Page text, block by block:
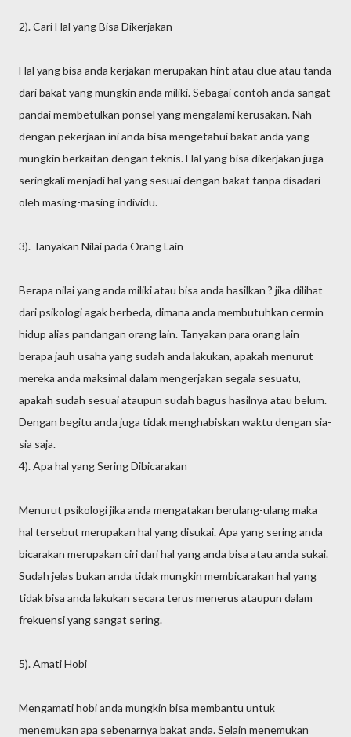
2). Cari Hal yang Bisa Dikerjakan
Hal yang bisa anda kerjakan merupakan hint atau clue atau tanda
dari bakat yang mungkin anda miliki. Sebagai contoh anda sangat
pandai membetulkan ponsel yang mengalami kerusakan. Nah
dengan pekerjaan ini anda bisa mengetahui bakat anda yang
mungkin berkaitan dengan teknis. Hal yang bisa dikerjakan juga
seringkali menjadi hal yang sesuai dengan bakat tanpa disadari
oleh masing-masing individu.
3). Tanyakan Nilai pada Orang Lain
Berapa nilai yang anda miliki atau bisa anda hasilkan ? jika dilihat
dari psikologi agak berbeda, dimana anda membutuhkan cermin
hidup alias pandangan orang lain. Tanyakan para orang lain
berapa jauh usaha yang sudah anda lakukan, apakah menurut
mereka anda maksimal dalam mengerjakan segala sesuatu,
apakah sudah sesuai ataupun sudah bagus hasilnya atau belum.
Dengan begitu anda juga tidak menghabiskan waktu dengan sia-
sia saja.
4). Apa hal yang Sering Dibicarakan
Menurut psikologi jika anda mengatakan berulang-ulang maka
hal tersebut merupakan hal yang disukai. Apa yang sering anda
bicarakan merupakan ciri dari hal yang anda bisa atau anda sukai.
Sudah jelas bukan anda tidak mungkin membicarakan hal yang
tidak bisa anda lakukan secara terus menerus ataupun dalam
frekuensi yang sangat sering.
5). Amati Hobi
Mengamati hobi anda mungkin bisa membantu untuk
menemukan apa sebenarnya bakat anda. Selain menemukan